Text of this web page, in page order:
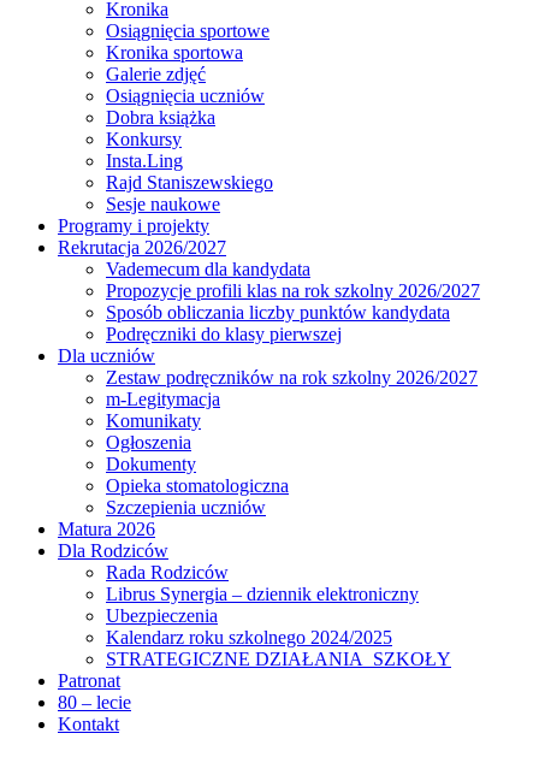
Kronika
Osiągnięcia sportowe
Kronika sportowa
Galerie zdjęć
Osiągnięcia uczniów
Dobra książka
Konkursy
Insta.Ling
Rajd Staniszewskiego
Sesje naukowe
Programy i projekty
Rekrutacja 2026/2027
Vademecum dla kandydata
Propozycje profili klas na rok szkolny 2026/2027
Sposób obliczania liczby punktów kandydata
Podręczniki do klasy pierwszej
Dla uczniów
Zestaw podręczników na rok szkolny 2026/2027
m-Legitymacja
Komunikaty
Ogłoszenia
Dokumenty
Opieka stomatologiczna
Szczepienia uczniów
Matura 2026
Dla Rodziców
Rada Rodziców
Librus Synergia – dziennik elektroniczny
Ubezpieczenia
Kalendarz roku szkolnego 2024/2025
STRATEGICZNE DZIAŁANIA SZKOŁY
Patronat
80 – lecie
Kontakt